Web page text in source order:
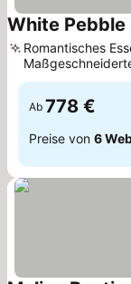
White Pebble
Romantisches
Ab 778 €
Preise von 6